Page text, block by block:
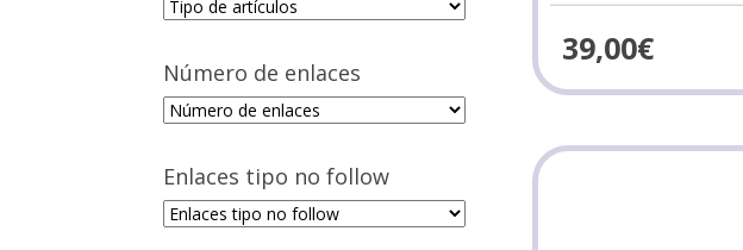
Número de enlaces
Enlaces tipo no follow
39,00€